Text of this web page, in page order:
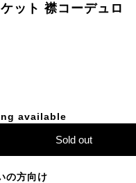
ット 襟コーデュロ
available
Sold out
の方向け